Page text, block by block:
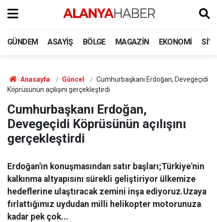
GÜNDEM ASAYIŞ BÖLGE MAGAZIN EKONOMI
Anasayfa Güncel
Cumhurbaşkanı Erdoğan, Devegeçidi
Köprüsünün açılışını gerçekleştirdi
Cumhurbaşkanı Erdoğan,
Devegeçidi Köprüsünün açılışını
gerçekleştirdi
Erdoğan'ın konuşmasından satır başları;Türkiye'nin
kalkınma altyapısını sürekli geliştiriyor ülkemize
hedeflerine ulaştıracak zemini inşa ediyoruz.Uzaya
fırlattığımız uydudan milli helikopter motorunuza
kadar pek çok...